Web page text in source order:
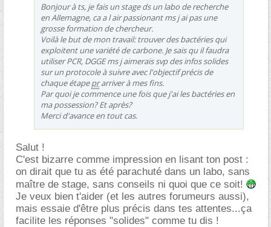
Bonjour à ts, je fais un stage ds un labo de recherche
en Allemagne, ca a l air passionant ms j ai pas une
grosse formation de chercheur.
Voilà le but de mon travail: trouver des bactéries qui
exploitent une variété de carbone. Je sais qu il faudra
utiliser PCR, DGGE ms j aimerais svp des infos solides
sur un protocole à suivre avec l'objectif précis de
chaque étapeprarriver à mes fins.
Par quoi je commence une fois que j'ai les bactéries en
ma possession? Et après?
Merci d'avance en tout cas.
Salut !
C'est bizarre comme impression en lisant ton post :
on dirait que tu as été parachuté dans un labo, sans
maître de stage, sans conseils ni quoi que ce soit!
Je veux bien t'aider (et les autres forumeurs aussi),
mais essaie d'être plus précis dans tes attentes...ça
facilite les réponses "solides" comme tu dis !